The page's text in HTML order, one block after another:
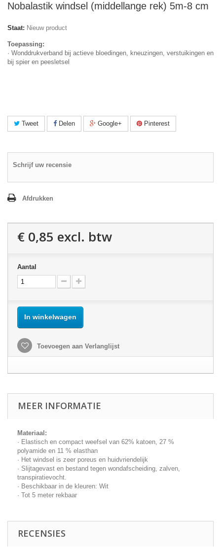
Nobalastik windsel (middellange rek) 5m-8 cm
Staat: Nieuw product
Toepassing:
· Wonddrukverband bij actieve bloedingen, kneuzingen, verstuikingen en
bij spier en peesletsel
Tweet Delen Google+ Pinterest
Schrijf uw recensie
Afdrukken
€ 0,85 excl. btw
Aantal
In winkelwagen
Toevoegen aan Verlanglijst
MEER INFORMATIE
Materiaal:
· Elastisch en compact weefsel van 62% katoen, 27 %
polyamide en 11 % elasthan
· Het windsel is zeer poreus en huidvriendelijk
· Slijtagevast en bestand tegen wondafscheiding, zalven,
transpiratievocht.
· Beschikbaar in de kleuren: Wit
· Tot 5 meter rekbaar
RECENSIES